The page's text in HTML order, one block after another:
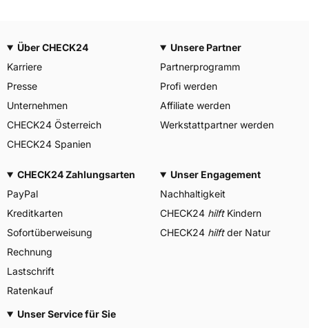
Über CHECK24
Karriere
Presse
Unternehmen
CHECK24 Österreich
CHECK24 Spanien
Unsere Partner
Partnerprogramm
Profi werden
Affiliate werden
Werkstattpartner werden
CHECK24 Zahlungsarten
PayPal
Kreditkarten
Sofortüberweisung
Rechnung
Lastschrift
Ratenkauf
Unser Engagement
Nachhaltigkeit
CHECK24 hilftKindern
CHECK24 hilftder Natur
Unser Service für Sie